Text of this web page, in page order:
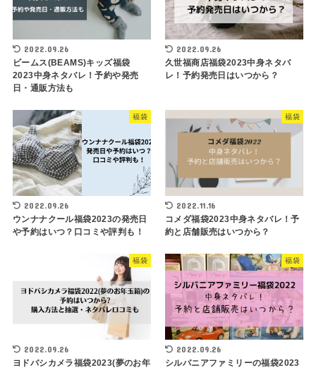
2022.09.26
ビームス(BEAMS)キッズ福袋
2023中身ネタバレ！予約や発売
日・通販方法も
2022.09.26
久世福商店福袋2023中身ネタバ
レ！予約発売日はいつから？
福袋
2022.09.26
ウンナナクール福袋2023の発売日
や予約はいつ？口コミや評判も！
福袋
2022.11.16
コメダ福袋2023中身ネタバレ！予
約と店舗販売はいつから？
福袋
2022.09.26
ヨドバシカメラ福袋2023(夢のお年
福袋
2022.09.26
シルバニアファミリーの福袋2023